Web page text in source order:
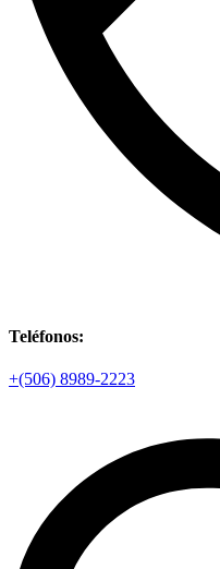
Teléfonos:
+(506) 8989-2223